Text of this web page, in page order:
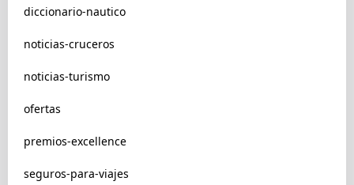
diccionario-nautico
noticias-cruceros
noticias-turismo
ofertas
premios-excellence
seguros-para-viajes